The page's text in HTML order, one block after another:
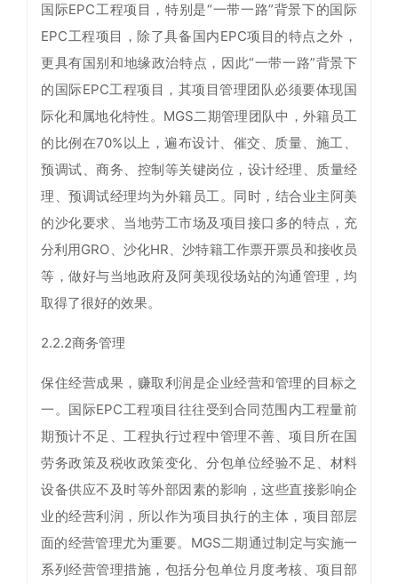
国际EPC工程项目，特别是“一带一路”背景下的国际
EPC工程项目，除了具备国内EPC项目的特点之外，
更具有国别和地缘政治特点，因此“一带一路”背景下
的国际EPC工程项目，其项目管理团队必须要体现国
际化和属地化特性。MGS二期管理团队中，外籍员工
的比例在70%以上，遍布设计、催交、质量、施工、
预调试、商务、控制等关键岗位，设计经理、质量经
理、预调试经理均为外籍员工。同时，结合业主阿美
的沙化要求、当地劳工市场及项目接口多的特点，充
分利用GRO、沙化HR、沙特籍工作票开票员和接收员
等，做好与当地政府及阿美现役场站的沟通管理，均
取得了很好的效果。
2.2.2商务管理
保住经营成果，赚取利润是企业经营和管理的目标之
一。国际EPC工程项目往往受到合同范围内工程量前
期预计不足、工程执行过程中管理不善、项目所在国
劳务政策及税收政策变化、分包单位经验不足、材料
设备供应不及时等外部因素的影响，这些直接影响企
业的经营利润，所以作为项目执行的主体，项目部层
面的经营管理尤为重要。MGS二期通过制定与实施一
系列经营管理措施，包括分包单位月度考核、项目部